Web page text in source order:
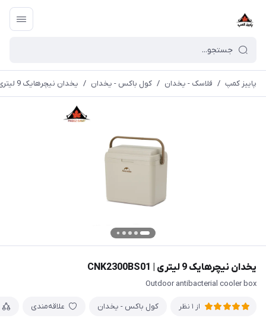
پاییز کمپ / فلاسک - یخدان / کول باکس - یخدان / یخدان نیچرهایک 9 لیتری | CNK2300BS01
یخدان نیچرهایک 9 لیتری | CNK2300BS01
Outdoor antibacterial cooler box
از 1 نظر کول باکس - یخدان علاقه‌مندی